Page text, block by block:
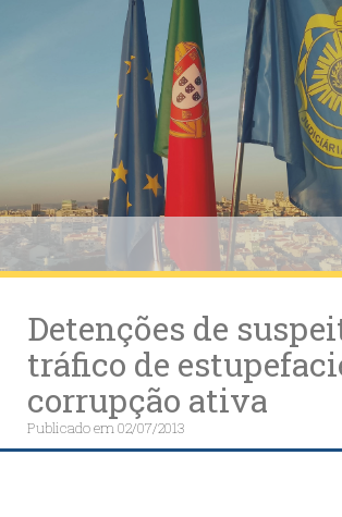
Detenções de
tráfico de
corrupção ativa
Publicado em02/07/2013